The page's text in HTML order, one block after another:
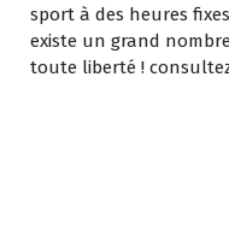
sport à des heures
existe un grand
toute liberté !